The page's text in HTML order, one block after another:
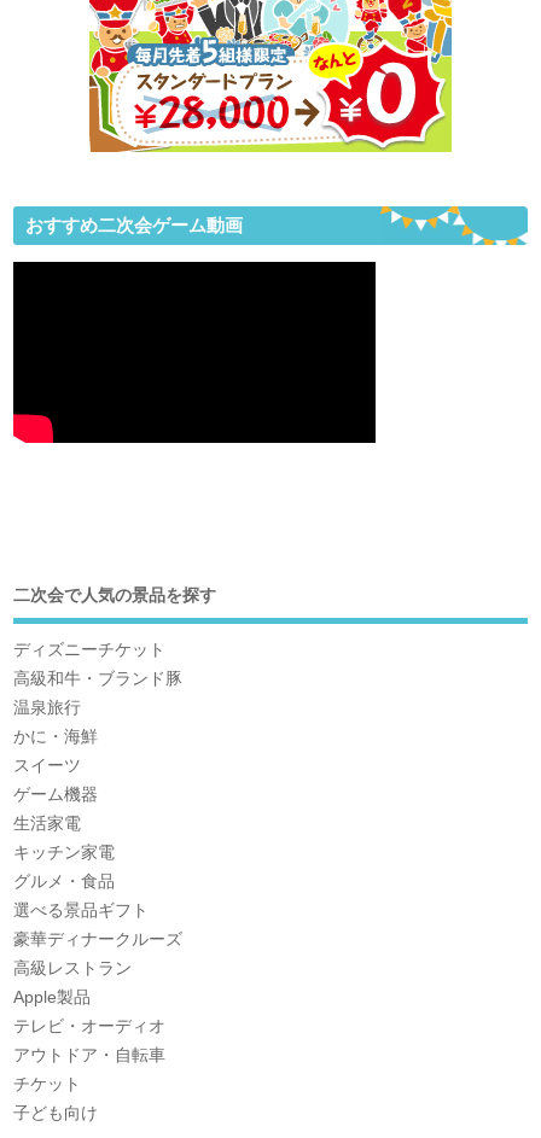
おすすめ二次会ゲーム動画
二次会で人気の景品を探す
ディズニーチケット
高級和牛・ブランド豚
温泉旅行
かに・海鮮
スイーツ
ゲーム機器
生活家電
キッチン家電
グルメ・食品
選べる景品ギフト
豪華ディナークルーズ
高級レストラン
Apple製品
テレビ・オーディオ
アウトドア・自転車
チケット
子ども向け